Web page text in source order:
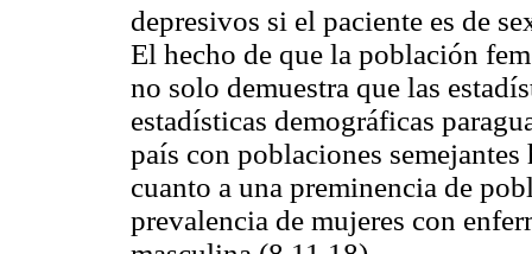
depresivos si el paciente es de
El hecho de que la población
no solo demuestra que las
estadísticas demográficas
país con poblaciones
cuanto a una preminencia de
prevalencia de mujeres con